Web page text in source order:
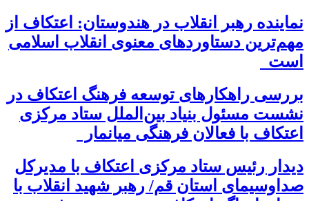
نماینده رهبر انقلاب در هندوستان: اعتکاف از
مهم‌ترین دستاوردهای معنوی انقلاب اسلامی
است
بررسی راهکارهای توسعه فرهنگ اعتکاف در
نشست مسئول بنیاد بین‌الملل ستاد مرکزی
اعتکاف با فعالان فرهنگی میانمار
دیدار رئیس ستاد مرکزی اعتکاف با مدیرکل
صداوسیمای استان قم/ رهبر شهید انقلاب با